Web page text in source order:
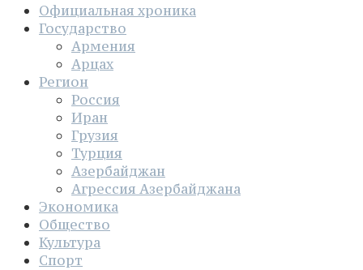
Официальная хроника
Государство
Армения
Арцах
Регион
Россия
Иран
Грузия
Турция
Азербайджан
Агрессия Азербайджана
Экономика
Общество
Культура
Спорт